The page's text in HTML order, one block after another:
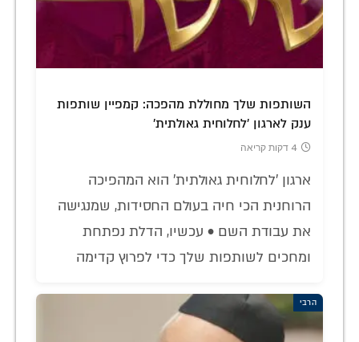
השותפות שלך מחוללת מהפכה: קמפיין שותפות
ענק לארגון 'לחלוחית גאולתית'
4 דקות קריאה
ארגון 'לחלוחית גאולתית' הוא המהפיכה
הרוחנית הכי חיה בעולם החסידות, שמנגישה
את עבודת השם • עכשיו, הדלת נפתחת
ומחכים לשותפות שלך כדי לפרוץ קדימה
הרבי